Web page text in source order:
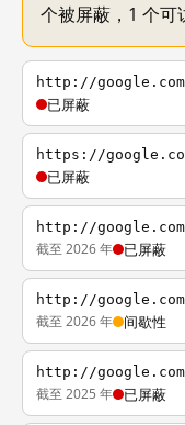
个被屏蔽，1 个可
http://google.com
已屏蔽
https://
已屏蔽
http://
截至 2026 年 已屏蔽
http://
截至 2026 年 间歇性
http://
截至 2025 年 已屏蔽